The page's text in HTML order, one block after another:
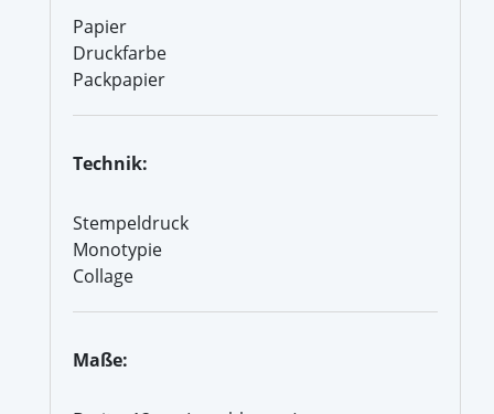
Papier
Druckfarbe
Packpapier
Technik:
Stempeldruck
Monotypie
Collage
Maße: